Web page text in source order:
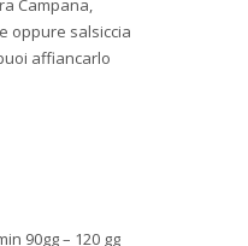
Campana,
oppure salsiccia
affiancarlo
90gg – 120 gg